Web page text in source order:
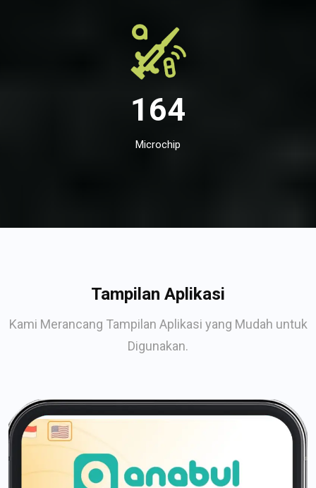
164
Microchip
Tampilan Aplikasi
Kami Merancang Tampilan Aplikasi yang Mudah untuk
Digunakan.